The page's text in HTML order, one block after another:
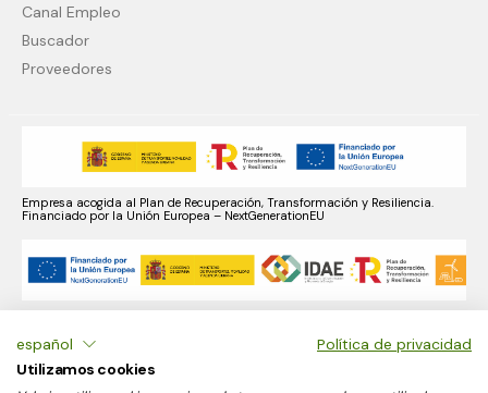
Canal Empleo
Buscador
Proveedores
Empresa acogida al Plan de Recuperación, Transformación y Resiliencia.
Financiado por la Unión Europea – NextGenerationEU
de incentivos 2 y con fondos reservados cuyo importe asciende a 53.264,29 €.
español
Política de privacidad
Utilizamos cookies